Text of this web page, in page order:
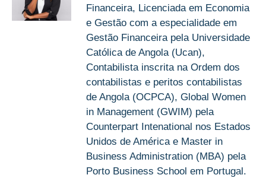
Financeira, Licenciada em Economia
e Gestão com a especialidade em
Gestão Financeira pela Universidade
Católica de Angola (Ucan),
Contabilista inscrita na Ordem dos
contabilistas e peritos contabilistas
de Angola (OCPCA), Global Women
in Management (GWIM) pela
Counterpart Intenational nos Estados
Unidos de América e Master in
Business Administration (MBA) pela
Porto Business School em Portugal.